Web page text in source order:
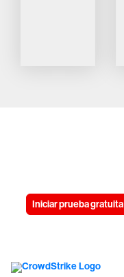
Iniciar prueba gratuita